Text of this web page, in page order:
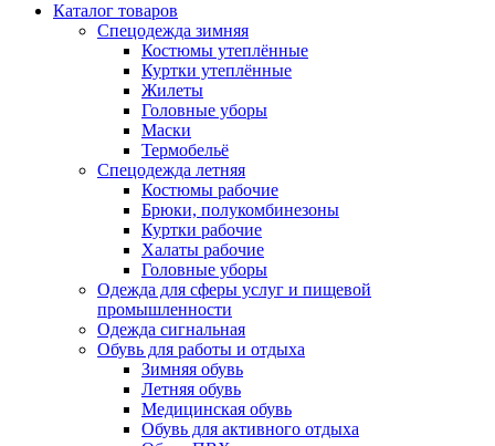
Каталог товаров
Спецодежда зимняя
Костюмы утеплённые
Куртки утеплённые
Жилеты
Головные уборы
Маски
Термобельё
Спецодежда летняя
Костюмы рабочие
Брюки, полукомбинезоны
Куртки рабочие
Халаты рабочие
Головные уборы
Одежда для сферы услуг и пищевой
промышленности
Одежда сигнальная
Обувь для работы и отдыха
Зимняя обувь
Летняя обувь
Медицинская обувь
Обувь для активного отдыха